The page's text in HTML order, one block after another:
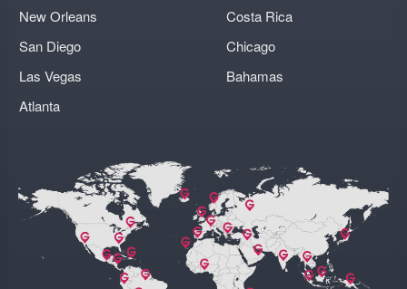
New Orleans
San Diego
Las Vegas
Atlanta
Costa Rica
Chicago
Bahamas